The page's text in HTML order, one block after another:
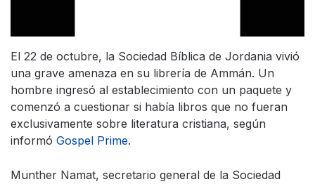
El 22 de octubre, la Sociedad Bíblica de Jordania vivió
una grave amenaza en su librería de Ammán. Un
hombre ingresó al establecimiento con un paquete y
comenzó a cuestionar si había libros que no fueran
exclusivamente sobre literatura cristiana, según
informó Gospel Prime.
Munther Namat, secretario general de la Sociedad